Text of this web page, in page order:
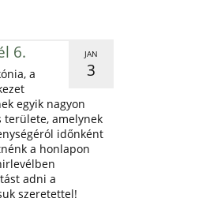
JAN
3
6.
a
egyik nagyon
területe, amelynek
időnként
a honlapon
adni a
szeretettel!